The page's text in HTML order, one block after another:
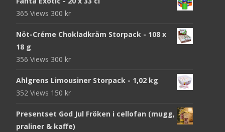
365 Views 300 kr
Nöt-Créme Chokladkräm Storpack - 108 x
18 g
356 Views 300 kr
Ahlgrens Limousiner Storpack - 1,02 kg
352 Views 150 kr
Presentset God Jul Fröken i cellofan (mugg,
praliner & kaffe)